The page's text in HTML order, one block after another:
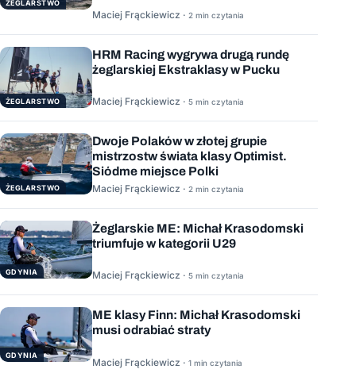
ŻEGLARSTWO
Maciej Frąckiewicz · 2 min czytania
ŻEGLARSTWO
HRM Racing wygrywa drugą rundę
żeglarskiej Ekstraklasy w Pucku
Maciej Frąckiewicz · 5 min czytania
ŻEGLARSTWO
Dwoje Polaków w złotej grupie
mistrzostw świata klasy Optimist.
Siódme miejsce Polki
Maciej Frąckiewicz · 2 min czytania
GDYNIA
Żeglarskie ME: Michał Krasodomski
triumfuje w kategorii U29
Maciej Frąckiewicz · 5 min czytania
GDYNIA
ME klasy Finn: Michał Krasodomski
musi odrabiać straty
Maciej Frąckiewicz · 1 min czytania